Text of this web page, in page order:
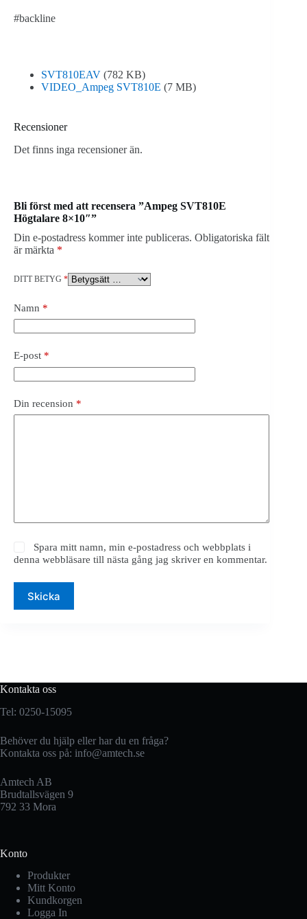
#backline
SVT810EAV (782 KB)
VIDEO_Ampeg SVT810E (7 MB)
Recensioner
Det finns inga recensioner än.
Bli först med att recensera ”Ampeg SVT810E
Högtalare 8×10″”
Din e-postadress kommer inte publiceras. Obligatoriska fält
är märkta *
DITT BETYG *
Namn *
E-post *
Din recension *
Spara mitt namn, min e-postadress och webbplats i
denna webbläsare till nästa gång jag skriver en kommentar.
Skicka
Kontakta oss
Tel: 0250-15095
Behöver du hjälp eller har du en fråga?
Kontakta oss på: info@amtech.se
Amtech AB
Brudtallsvägen 9
792 33 Mora
Konto
Produkter
Mitt Konto
Kundkorgen
Logga In